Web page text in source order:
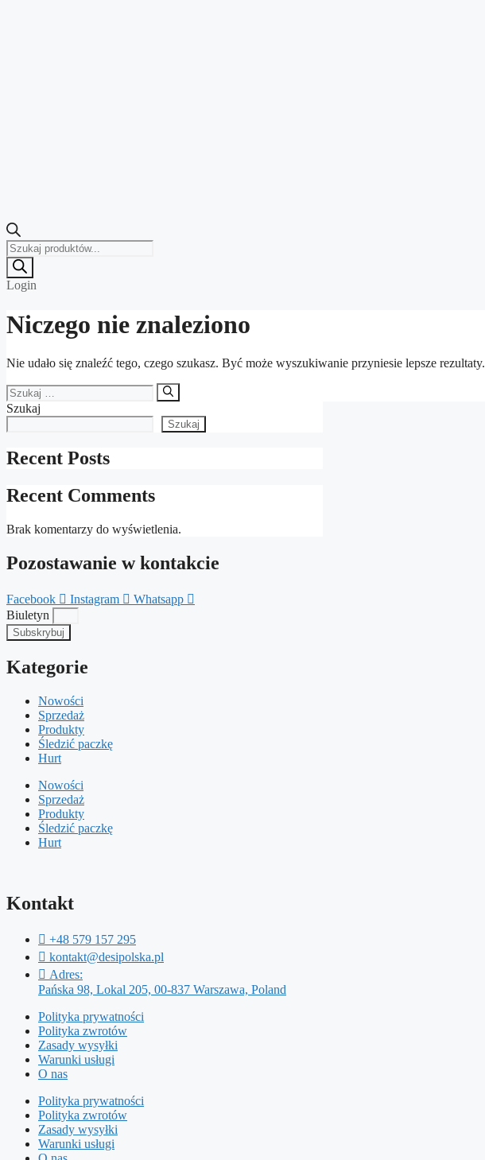
Wyszukiwarka
produktów
Login
Niczego nie znaleziono
Nie udało się znaleźć tego, czego szukasz. Być może wyszukiwanie przyniesie lepsze rezultaty.
Szukaj:
Szukaj
Szukaj
Recent Posts
Recent Comments
Brak komentarzy do wyświetlenia.
Pozostawanie w kontakcie
Facebook Instagram
Whatsapp
Biuletyn
Subskrybuj
Kategorie
Nowości
Sprzedaż
Produkty
Śledzić paczkę
Hurt
Nowości
Sprzedaż
Produkty
Śledzić paczkę
Hurt
Kontakt
+48 579 157 295
kontakt@desipolska.pl
Adres:
Pańska 98, Lokal 205, 00-837 Warszawa, Poland
Polityka prywatności
Polityka zwrotów
Zasady wysyłki
Warunki usługi
O nas
Polityka prywatności
Polityka zwrotów
Zasady wysyłki
Warunki usługi